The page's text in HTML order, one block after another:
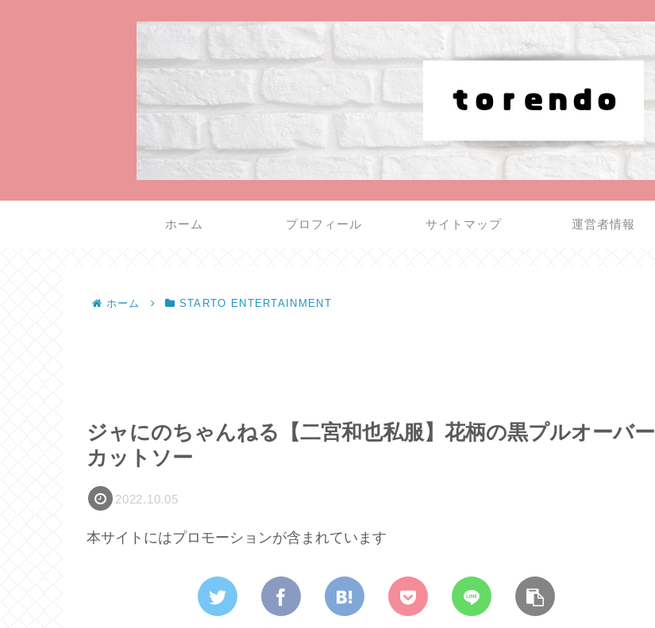
ホーム プロフィール サイトマップ 運営者情報
ホーム STARTO ENTERTAINMENT
ジャにのちゃんねる【二宮和也私服】花柄の黒プルオーバー
カットソー
2022.10.05
本サイトにはプロモーションが含まれています